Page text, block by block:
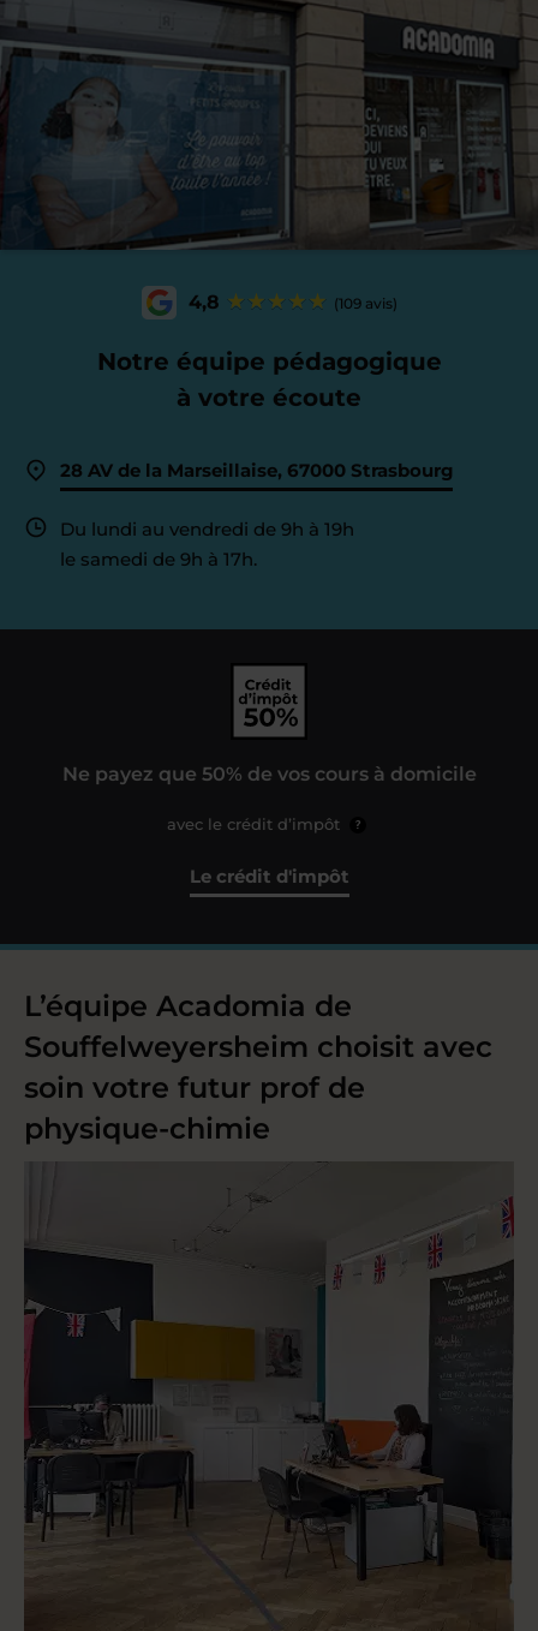
4,8 (109 avis)
Notre équipe pédagogique
à votre écoute
28 AV de la Marseillaise, 67000 Strasbourg
Du lundi au vendredi de 9h à 19h
le samedi de 9h à 17h.
Ne payez que 50% de vos cours à domicile
avec le crédit d’impôt ?
Le crédit d'impôt
L’équipe Acadomia de
Souffelweyersheim choisit avec
soin votre futur prof de
physique-chimie